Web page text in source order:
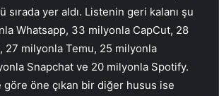
sırada yer aldı. Listenin geri kalanı şu
Whatsapp, 33 milyonla CapCut, 28
27 milyonla Temu, 25 milyonla
Snapchat ve 20 milyonla Spotify.
göre öne çıkan bir diğer husus ise